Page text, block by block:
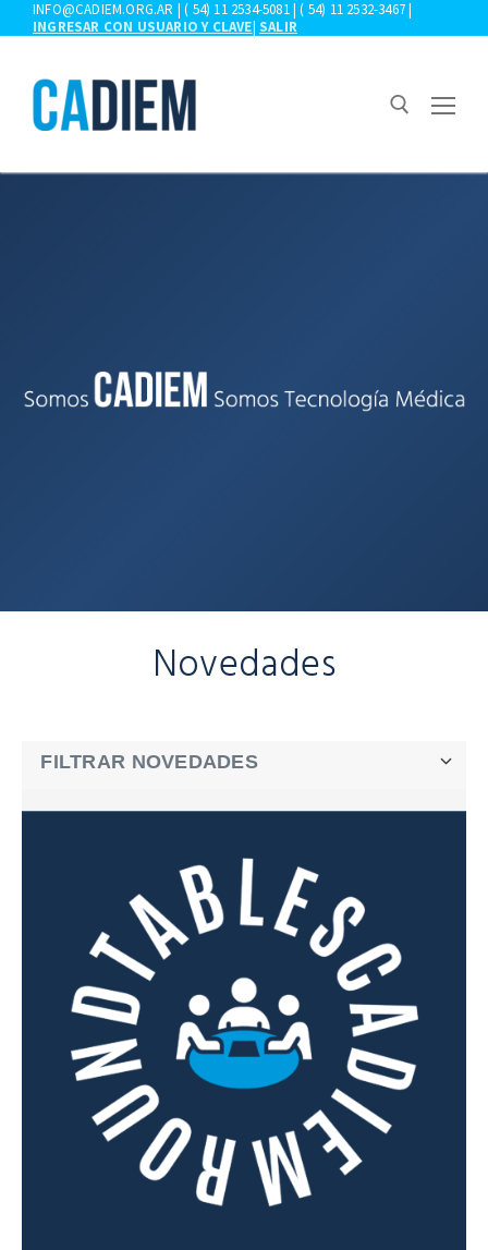
al
INFO@CADIEM.ORG.AR | ( 54) 11 2534-5081 | ( 54) 11 2532-3467 |
INGRESAR CON USUARIO Y CLAVE| SALIR
Novedades